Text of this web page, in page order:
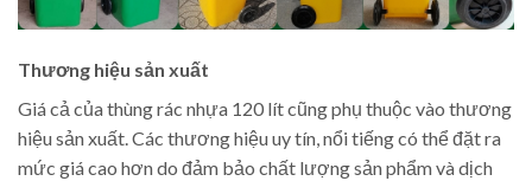
Thương hiệu sản xuất
Giá cả của thùng rác nhựa 120 lít cũng phụ thuộc vào thương
hiệu sản xuất. Các thương hiệu uy tín, nổi tiếng có thể đặt ra
mức giá cao hơn do đảm bảo chất lượng sản phẩm và dịch